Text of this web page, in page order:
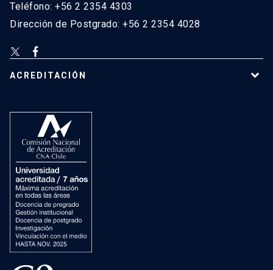
Teléfono: +56 2 2354 4303
Dirección de Postgrado: +56 2 2354 4028
ACREDITACIÓN